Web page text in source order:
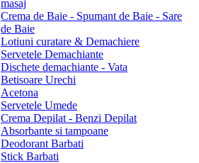
masaj
Crema de Baie - Spumant de Baie - Sare
de Baie
Lotiuni curatare & Demachiere
Servetele Demachiante
Dischete demachiante - Vata
Betisoare Urechi
Acetona
Servetele Umede
Crema Depilat - Benzi Depilat
Absorbante si tampoane
Deodorant Barbati
Stick Barbati